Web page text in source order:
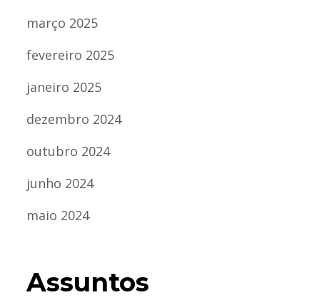
março 2025
fevereiro 2025
janeiro 2025
dezembro 2024
outubro 2024
junho 2024
maio 2024
Assuntos